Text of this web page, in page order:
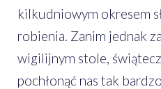
kilkudniowym okresem
robienia. Zanim jednak
wigilijnym stole,
pochłonąć nas tak